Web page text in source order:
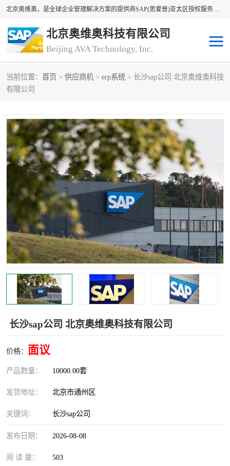
北京奥维奥，是全球企业管理解决方案的提供商SAP(思爱普)亚太区授权服务商领军者，SAP金牌服务商和代理商。企业ERP系统软件，SAP软件实施，17年来服务客户1500多家。提供SAP Business One，SAP Business ByDesign，SAP S/4HANA Cloud，SAP Analytics Cloud （分析云）等产品与解决方案。咨询专线：400-890-8880
北京奥维奥科技有限公司
Beijing AVA Technology, Inc.
当前位置： 首页 > 供应商机 > erp系统 > 长沙sap公司 北京奥维奥科技
有限公司
长沙sap公司 北京奥维奥科技有限公司
价格： 面议
产品数量： 10000.00套
发货地址： 北京市通州区
关键词： 长沙sap公司
发布日期： 2026-08-08
阅 读 量： 503
sap系统
sap软件开发 sap管理系统
码上用条码管理 扫码系统
工厂ERP软件 制造业ERP系统
工厂ERP系统 皮具厂erp系统
食品厂erp系统 塑胶厂erp系统
玩具厂erp系统 五金厂erp系统
小工厂erp系统 印染厂erp系统